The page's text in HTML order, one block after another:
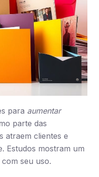
para aumentar
parte das
atraem clientes e
Estudos mostram um
seu uso.